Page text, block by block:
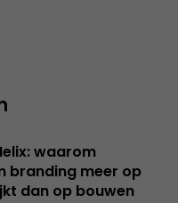
waarom
branding meer op
dan op bouwen